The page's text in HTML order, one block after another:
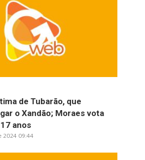
de Tubarão, que
o Xandão; Moraes vota
anos
2024 09:44